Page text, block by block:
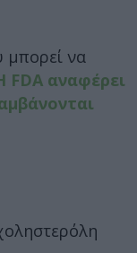
μπορεί να
FDA αναφέρει